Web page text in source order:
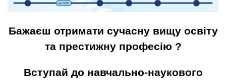
Бажаєш отримат​и сучасну вищу освіту
та престижну професію ?
Вступай до навчально-наукового